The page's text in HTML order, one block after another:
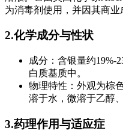
为消毒剂使用，并因其商业
2.化学成分与性状
成分：含银量约19%-
白质基质中。
物理特性：外观为棕
溶于水，微溶于乙醇
3.药理作用与适应症